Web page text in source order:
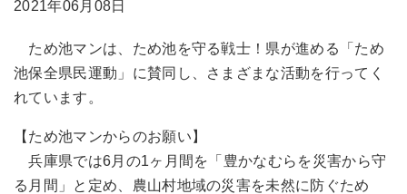
2021年06月08日
ため池マンは、ため池を守る戦士！県が進める「ため
池保全県民運動」に賛同し、さまざまな活動を行ってく
れています。
【ため池マンからのお願い】
兵庫県では6月の1ヶ月間を「豊かなむらを災害から守
る月間」と定め、農山村地域の災害を未然に防ぐため